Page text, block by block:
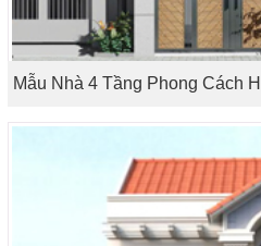
Mẫu Nhà 4 Tầng Phong Cách